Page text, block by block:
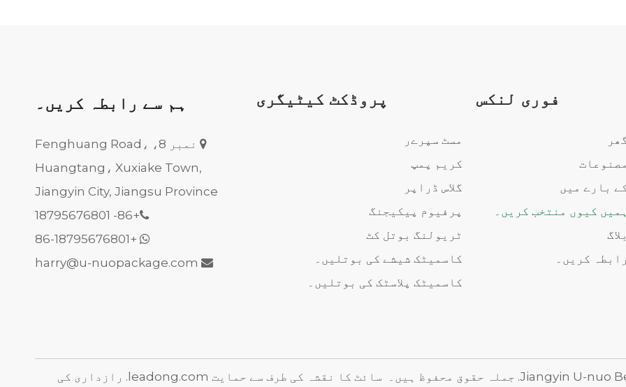
فوری لنکس
مصنوعات
بارے میں
ہمیں کیوں منتخب کریں۔
بلاگ
رابطہ کریں۔
پروڈکٹ کیٹیگری
مسٹ سپرےر
کریم پمپ
گلاس ڈراپر
پرفیوم پیکیجنگ
ٹریولنگ بوتل کٹ
کاسمیٹک شیشے کی بوتلیں۔
کاسمیٹک پلاسٹک کی بوتلیں۔
ہم سے رابطہ کریں۔

نمبر 8، Fenghuang Road،
Huangtang، Xuxiake Town,
Jiangyin City, Jiangsu Province

+86-
18795676801

+86-18795676801

harry@u-nuopackage.com
سائٹ کا نقشہ کی طرف سے حمایت leadong.com
. رازداری کی